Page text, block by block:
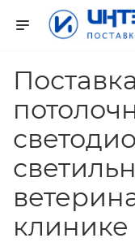
клинике